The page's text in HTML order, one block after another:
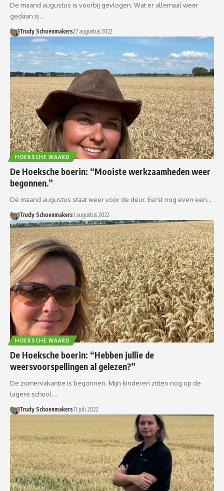
De maand augustus is voorbij gevlogen. Wat er allemaal weer
gedaan is…
Trudy Schoenmakers27 augustus 2022
HOEKSCHE WAARD
De Hoeksche boerin: “Mooiste werkzaamheden weer
begonnen.”
De maand augustus staat weer voor de deur. Eerst nog even een…
Trudy Schoenmakers1 augustus 2022
HOEKSCHE WAARD
De Hoeksche boerin: “Hebben jullie de
weersvoorspellingen al gelezen?”
De zomervakantie is begonnen. Mijn kinderen zitten nog op de
lagere school.…
Trudy Schoenmakers11 juli 2022